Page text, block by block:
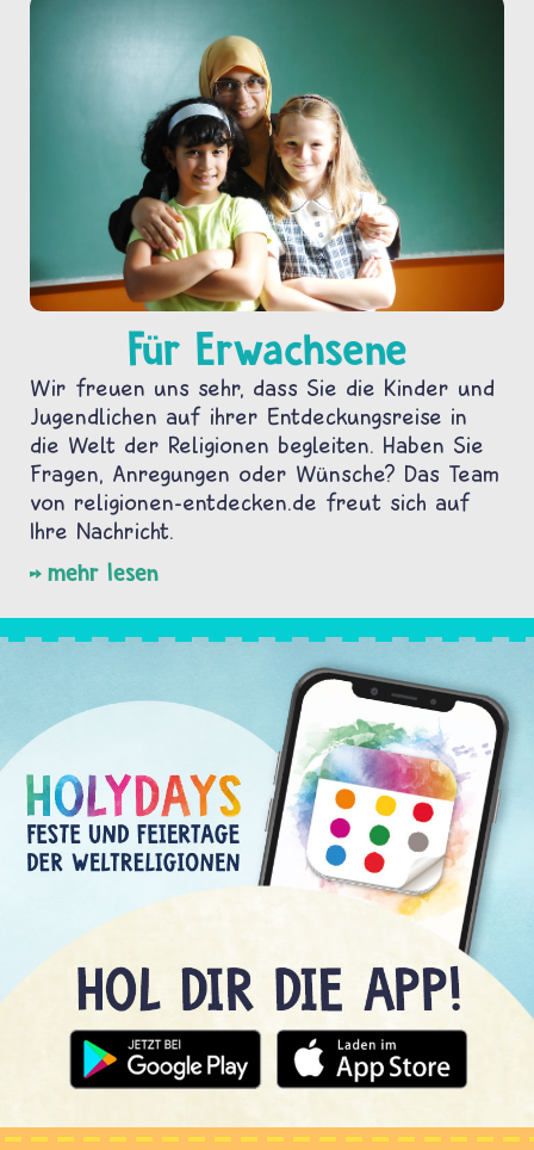
Für Erwachsene
Wir freuen uns sehr, dass Sie die Kinder und
Jugendlichen auf ihrer Entdeckungsreise in
die Welt der Religionen begleiten. Haben Sie
Fragen, Anregungen oder Wünsche? Das Team
von religionen-entdecken.de freut sich auf
Ihre Nachricht.
mehr lesen